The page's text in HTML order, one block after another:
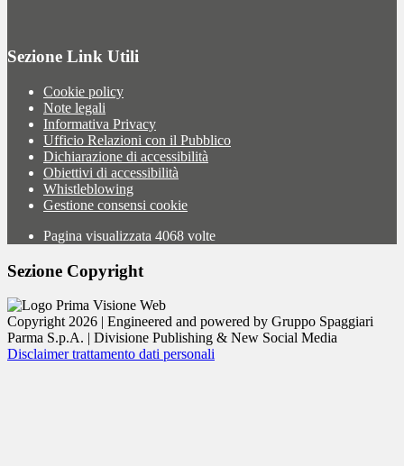
Sezione Link Utili
Cookie policy
Note legali
Informativa Privacy
Ufficio Relazioni con il Pubblico
Dichiarazione di accessibilità
Obiettivi di accessibilità
Whistleblowing
Gestione consensi cookie
Pagina visualizzata 4068 volte
Sezione Copyright
Copyright 2026 | Engineered and powered by Gruppo Spaggiari
Parma S.p.A. | Divisione Publishing & New Social Media
Disclaimer trattamento dati personali